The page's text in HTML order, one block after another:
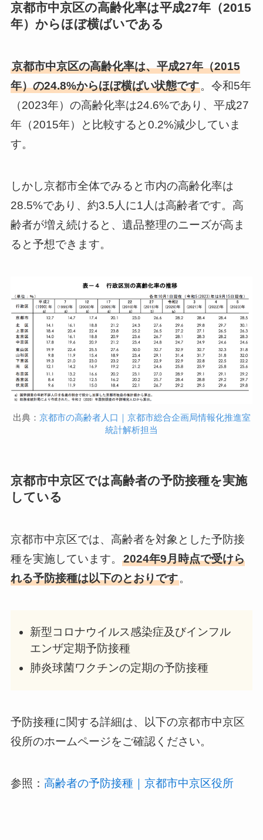
京都市中京区の高齢化率は平成27年（2015
年）からほぼ横ばいである
京都市中京区の高齢化率は、平成27年（2015
年）の24.8%からほぼ横ばい状態です。令和5年
（2023年）の高齢化率は24.6%であり、平成27
年（2015年）と比較すると0.2%減少していま
す。
しかし京都市全体でみると市内の高齢化率は
28.5%であり、約3.5人に1人は高齢者です。高
齢者が増え続けると、遺品整理のニーズが高ま
ると予想できます。
出典： 京都市の高齢者人口｜京都市総合企画局情報化推進室
統計解析担当
京都市中京区では高齢者の予防接種を実施
している
京都市中京区では、高齢者を対象とした予防接
種を実施しています。 2024年9月時点で受けら
れる予防接種は以下のとおりです。
新型コロナウイルス感染症及びインフル
エンザ定期予防接種
肺炎球菌ワクチンの定期の予防接種
予防接種に関する詳細は、以下の京都市中京区
役所のホームページをご確認ください。
参照： 高齢者の予防接種｜京都市中京区役所